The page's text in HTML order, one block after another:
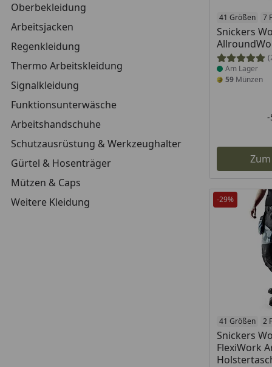
Oberbekleidung
Arbeitsjacken
Regenkleidung
Thermo Arbeitskleidung
Signalkleidung
Funktionsunterwäsche
Arbeitshandschuhe
Schutzausrüstung & Werkzeughalter
Gürtel & Hosenträger
Mützen & Caps
Weitere Kleidung
41 Größen 7
Snickers
Produkt am
Am Lager
59 Münzen
-
-29%
41 Größen 2
Snickers
FlexiWork
Produkt am